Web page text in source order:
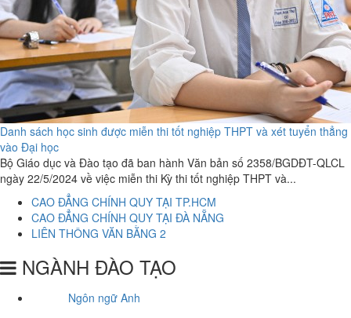
Danh sách học sinh được miễn thi tốt nghiệp THPT và xét tuyển thẳng
vào Đại học
Bộ Giáo dục và Đào tạo đã ban hành Văn bản số 2358/BGDĐT-QLCL
ngày 22/5/2024 về việc miễn thi Kỳ thi tốt nghiệp THPT và...
CAO ĐẲNG CHÍNH QUY TẠI TP.HCM
CAO ĐẲNG CHÍNH QUY TẠI ĐÀ NẴNG
LIÊN THÔNG VĂN BẰNG 2
NGÀNH ĐÀO TẠO
Ngôn ngữ Anh